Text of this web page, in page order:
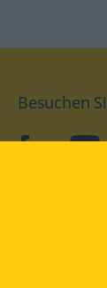
Besuchen
facebook